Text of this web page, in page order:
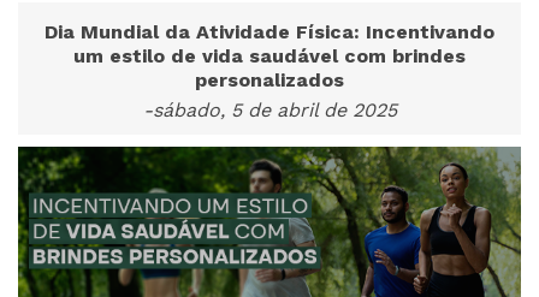
Dia Mundial da Atividade Física: Incentivando
um estilo de vida saudável com brindes
personalizados
-sábado, 5 de abril de 2025